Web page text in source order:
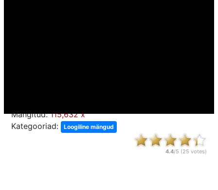
Mängitud:115,632 x
Kategooriad:
Loogiline mängud
4.4/5 (25 votes)